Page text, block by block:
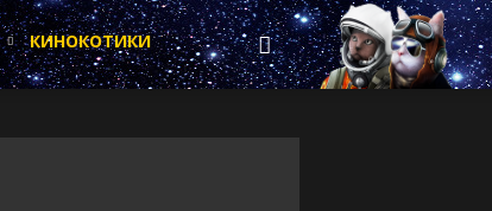
КИНОКОТИКИ